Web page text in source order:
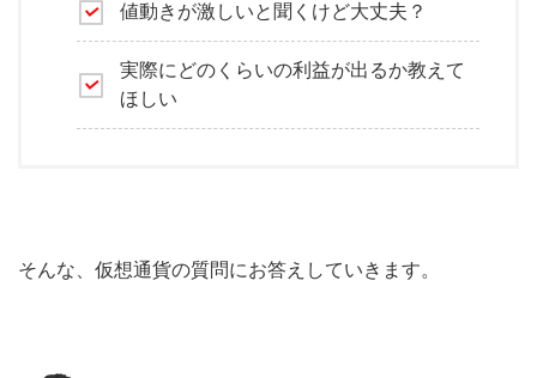
値動きが激しいと聞くけど大丈夫？
実際にどのくらいの利益が出るか教えて
ほしい
そんな、仮想通貨の質問にお答えしていきます。